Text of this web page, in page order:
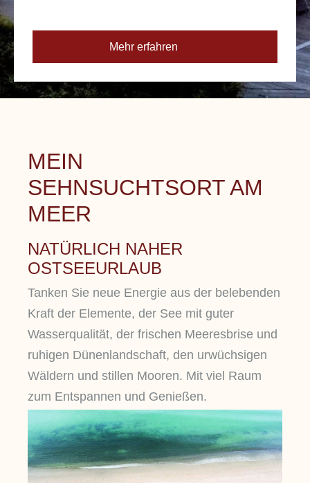
Mehr erfahren
MEIN
SEHNSUCHTSORT AM
MEER
NATÜRLICH NAHER
OSTSEEURLAUB
Tanken Sie neue Energie aus der belebenden
Kraft der Elemente, der See mit guter
Wasserqualität, der frischen Meeresbrise und
ruhigen Dünenlandschaft, den urwüchsigen
Wäldern und stillen Mooren. Mit viel Raum
zum Entspannen und Genießen.